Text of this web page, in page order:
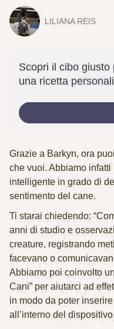
LILIANA REIS
Scopri il cibo
una ricetta
Grazie a Barkyn, ora
che vuoi. Abbiamo
intelligente in grado di
sentimento del cane.
Ti starai chiedendo:
anni di studio e
creature, registrando
facevano o
Abbiamo poi coinvolto
Cani” per aiutarci ad
in modo da poter
all’interno del dispositivo.